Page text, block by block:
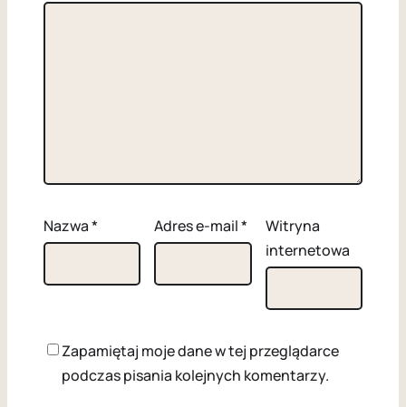
Nazwa* Adres e-mail*
Witryna
internetowa
Zapamiętaj moje dane w tej przeglądarce
podczas pisania kolejnych komentarzy.